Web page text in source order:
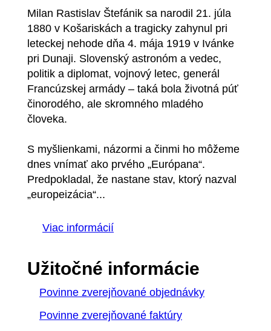
Milan Rastislav Štefánik sa narodil 21. júla
1880 v Košariskách a tragicky zahynul pri
leteckej nehode dňa 4. mája 1919 v Ivánke
pri Dunaji. Slovenský astronóm a vedec,
politik a diplomat, vojnový letec, generál
Francúzskej armády – taká bola životná púť
činorodého, ale skromného mladého
človeka.
S myšlienkami, názormi a činmi ho môžeme
dnes vnímať ako prvého „Európana“.
Predpokladal, že nastane stav, ktorý nazval
„europeizácia“...
Viac informácií
Užitočné informácie
Povinne zverejňované objednávky
Povinne zverejňované faktúry